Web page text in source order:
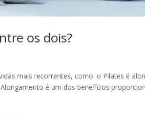
os dois?
mais recorrentes, como: o Pilates é
é um dos benefícios